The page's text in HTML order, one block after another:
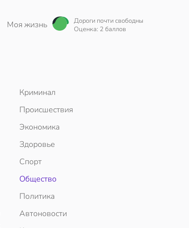
Моя жизнь
Дороги почти свободны
Оценка: 2 баллов
Криминал
Происшествия
Экономика
Здоровье
Спорт
Общество
Политика
Автоновости